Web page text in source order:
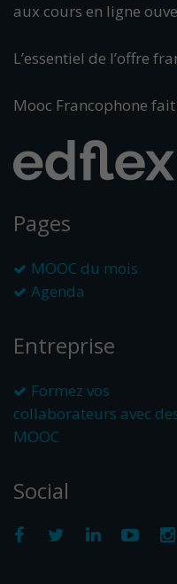
aux cours en ligne
L’essentiel de l’offre
Mooc Francophone
Pages
MOOC du mois
Agenda
Entreprise
Formez vos
collaborateurs avec
MOOC
Social